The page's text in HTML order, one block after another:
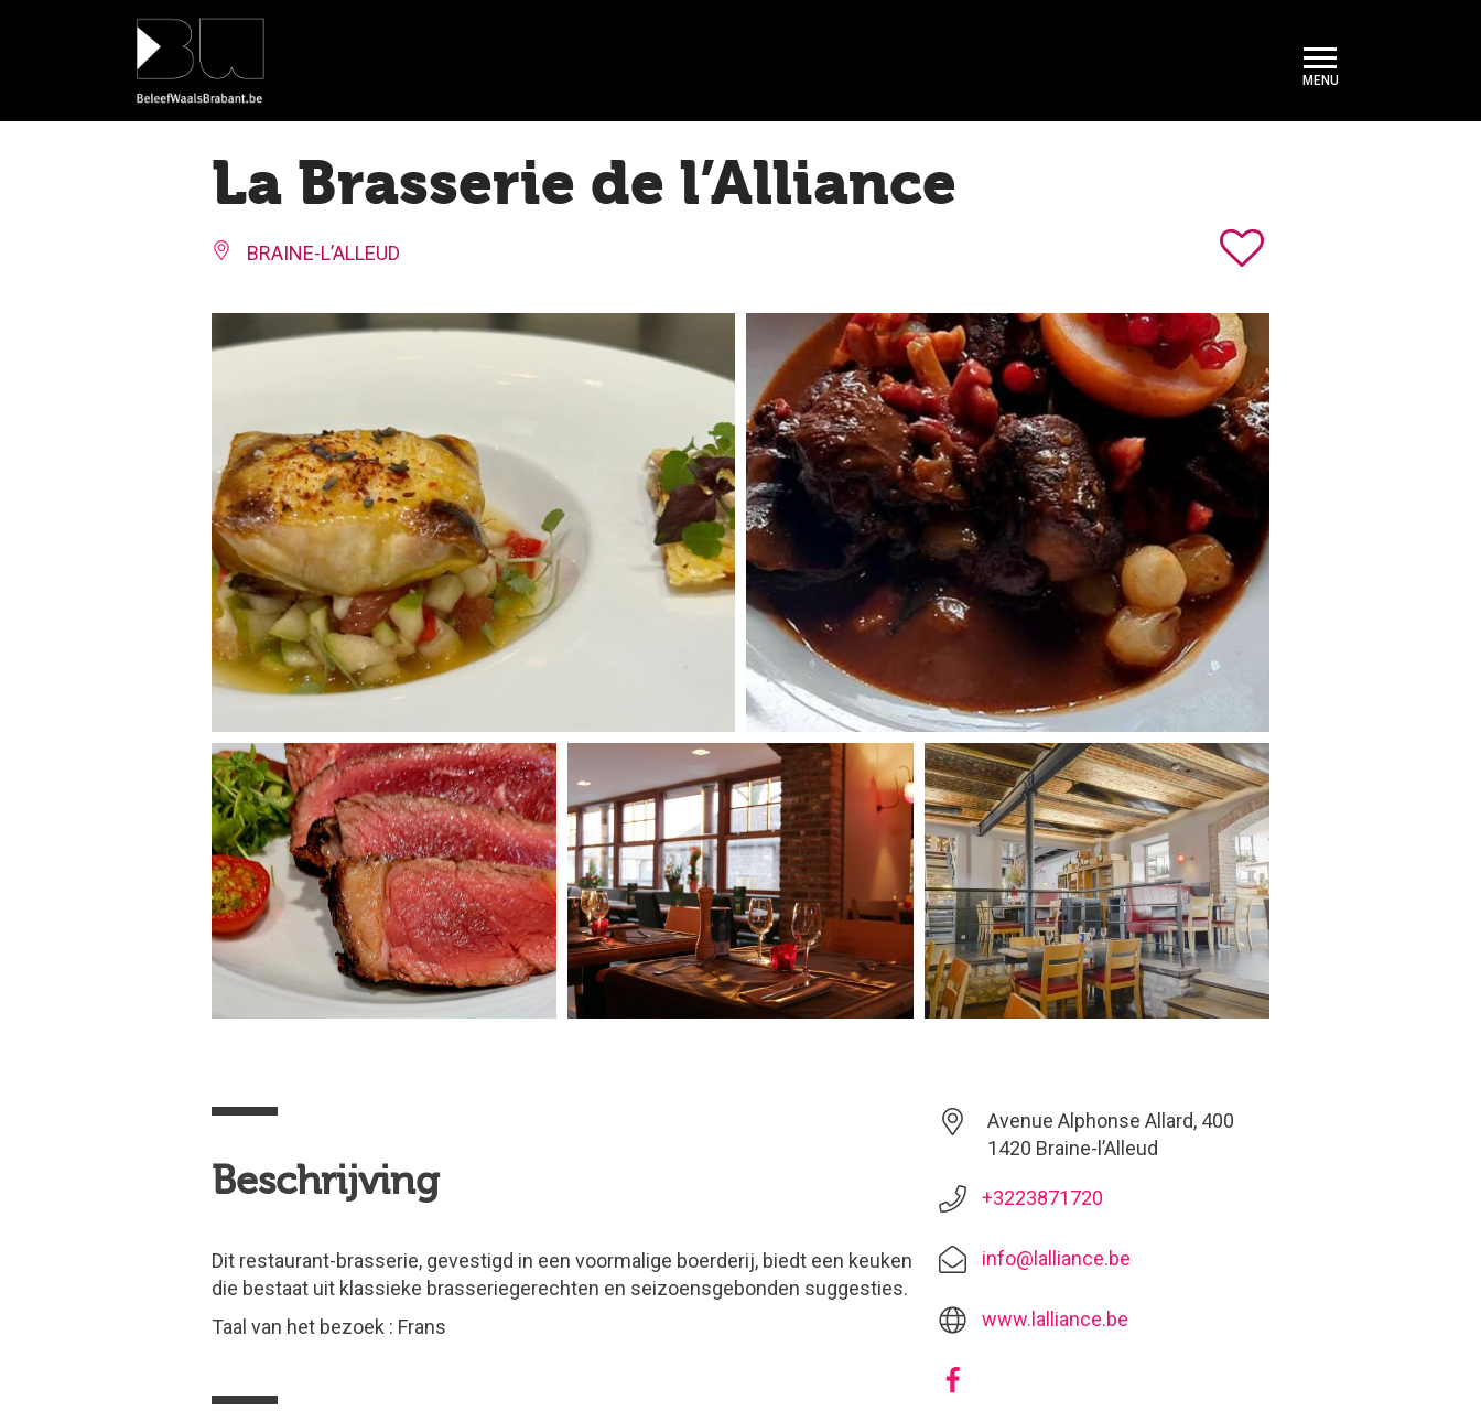
La Brasserie de l’Alliance
BRAINE-L’ALLEUD
Beschrijving
Dit restaurant-brasserie, gevestigd in een voormalige boerderij, biedt een keuken
die bestaat uit klassieke brasseriegerechten en seizoensgebonden suggesties.
Taal van het bezoek : Frans
Avenue Alphonse Allard, 400
1420 Braine-l’Alleud
+3223871720
info@lalliance.be
www.lalliance.be